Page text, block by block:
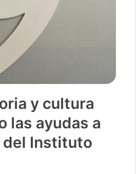
y cultura
las ayudas a
Instituto